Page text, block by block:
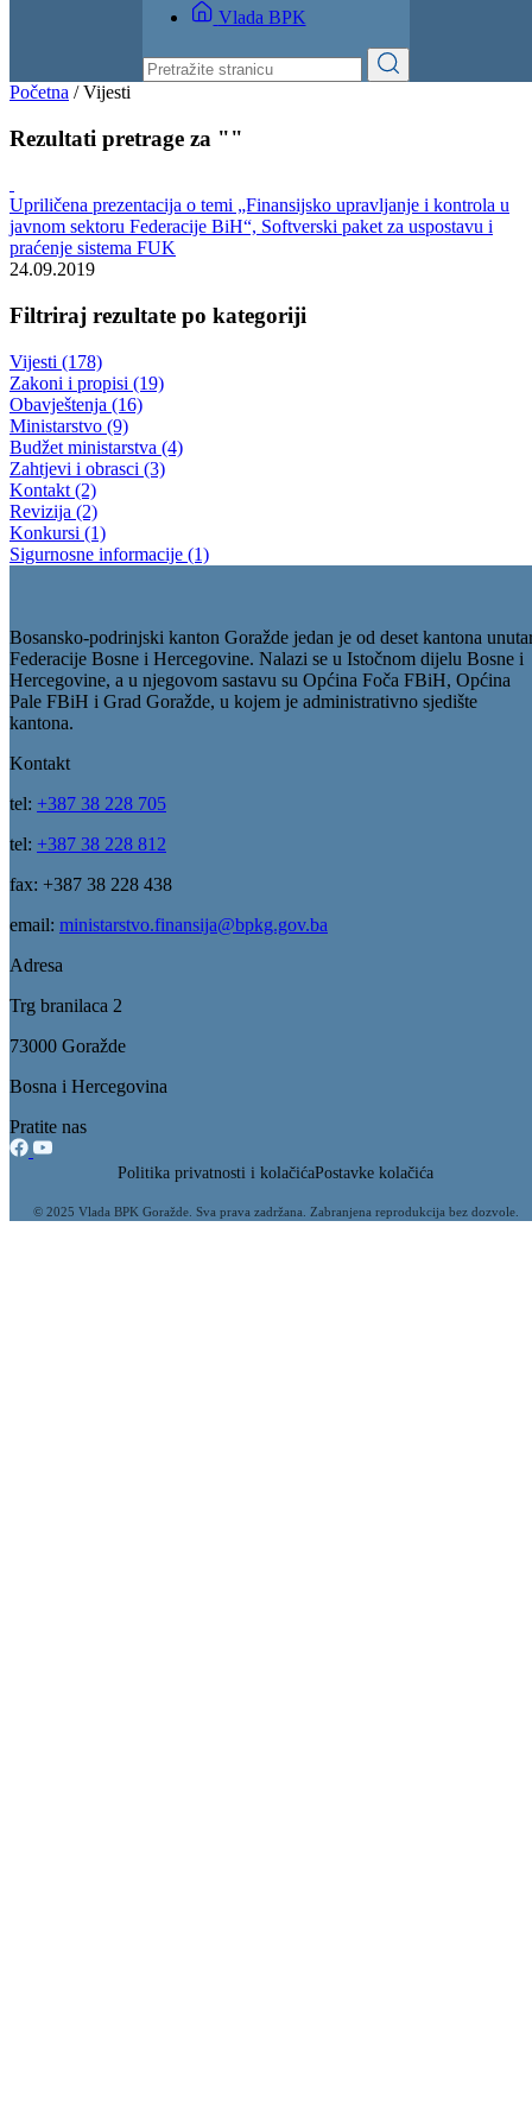
Vlada BPK
Početna /Vijesti
Rezultati pretrage za ""
Upriličena prezentacija o temi „Finansijsko upravljanje i kontrola u
javnom sektoru Federacije BiH“, Softverski paket za uspostavu i
praćenje sistema FUK
24.09.2019
Filtriraj rezultate po kategoriji
Vijesti (178)
Zakoni i propisi (19)
Obavještenja (16)
Ministarstvo (9)
Budžet ministarstva (4)
Zahtjevi i obrasci (3)
Kontakt (2)
Revizija (2)
Konkursi (1)
Sigurnosne informacije (1)
Bosansko-podrinjski kanton Goražde jedan je od deset kantona
Federacije Bosne i Hercegovine. Nalazi se u Istočnom dijelu Bosne i
Hercegovine, a u njegovom sastavu su Općina Foča FBiH, Općina
Pale FBiH i Grad Goražde, u kojem je administrativno sjedište
kantona.
Kontakt
tel: +387 38 228 705
tel: +387 38 228 812
fax: +387 38 228 438
email: ministarstvo.finansija@bpkg.gov.ba
Adresa
Trg branilaca 2
73000 Goražde
Bosna i Hercegovina
Pratite nas
Politika privatnosti i kolačićaPostavke kolačića
© 2025 Vlada BPK Goražde. Sva prava zadržana. Zabranjena reprodukcija bez dozvole.